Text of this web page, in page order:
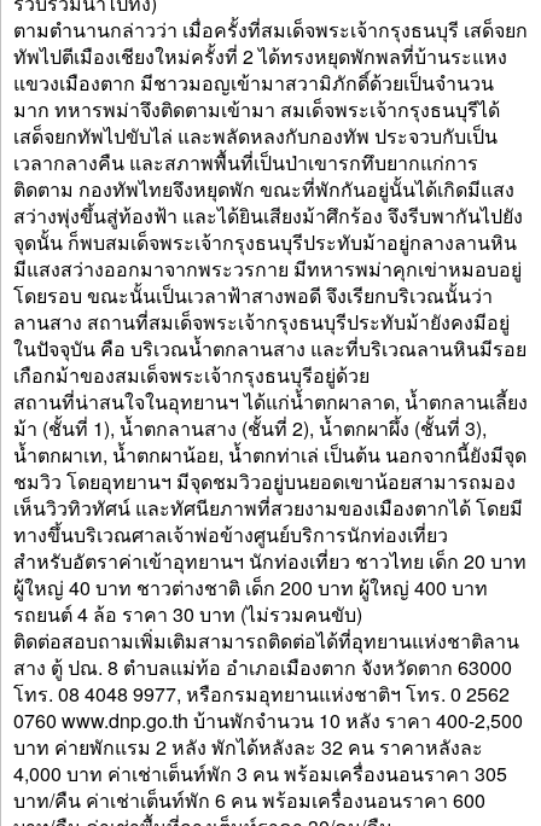
ตามตำนานกล่าวว่า เมื่อครั้งที่สมเด็จพระเจ้ากรุงธนบุรี เสด็จยก
ทัพไปตีเมืองเชียงใหม่ครั้งที่ 2 ได้ทรงหยุดพักพลที่บ้านระแหง
แขวงเมืองตาก มีชาวมอญเข้ามาสวามิภักดิ์ด้วยเป็นจำนวน
มาก ทหารพม่าจึงติดตามเข้ามา สมเด็จพระเจ้ากรุงธนบุรีได้
เสด็จยกทัพไปขับไล่ และพลัดหลงกับกองทัพ ประจวบกับเป็น
เวลากลางคืน และสภาพพื้นที่เป็นป่าเขารกทึบยากแก่การ
ติดตาม กองทัพไทยจึงหยุดพัก ขณะที่พักกันอยู่นั้นได้เกิดมีแสง
สว่างพุ่งขึ้นสู่ท้องฟ้า และได้ยินเสียงม้าศึกร้อง จึงรีบพากันไปยัง
จุดนั้น ก็พบสมเด็จพระเจ้ากรุงธนบุรีประทับม้าอยู่กลางลานหิน
มีแสงสว่างออกมาจากพระวรกาย มีทหารพม่าคุกเข่าหมอบอยู่
โดยรอบ ขณะนั้นเป็นเวลาฟ้าสางพอดี จึงเรียกบริเวณนั้นว่า
ลานสาง สถานที่สมเด็จพระเจ้ากรุงธนบุรีประทับม้ายังคงมีอยู่
ในปัจจุบัน คือ บริเวณน้ำตกลานสาง และที่บริเวณลานหินมีรอย
เกือกม้าของสมเด็จพระเจ้ากรุงธนบุรีอยู่ด้วย
สถานที่น่าสนใจในอุทยานฯ ได้แก่น้ำตกผาลาด, น้ำตกลานเลี้ยง
ม้า (ชั้นที่ 1), น้ำตกลานสาง (ชั้นที่ 2), น้ำตกผาผึ้ง (ชั้นที่ 3),
น้ำตกผาเท, น้ำตกผาน้อย, น้ำตกท่าเล่ เป็นต้น นอกจากนี้ยังมีจุด
ชมวิว โดยอุทยานฯ มีจุดชมวิวอยู่บนยอดเขาน้อยสามารถมอง
เห็นวิวทิวทัศน์ และทัศนียภาพที่สวยงามของเมืองตากได้ โดยมี
ทางขึ้นบริเวณศาลเจ้าพ่อข้างศูนย์บริการนักท่องเที่ยว
สำหรับอัตราค่าเข้าอุทยานฯ นักท่องเที่ยว ชาวไทย เด็ก 20 บาท
ผู้ใหญ่ 40 บาท ชาวต่างชาติ เด็ก 200 บาท ผู้ใหญ่ 400 บาท
รถยนต์ 4 ล้อ ราคา 30 บาท (ไม่รวมคนขับ)
ติดต่อสอบถามเพิ่มเติมสามารถติดต่อได้ที่อุทยานแห่งชาติลาน
สาง ตู้ ปณ. 8 ตำบลแม่ท้อ อำเภอเมืองตาก จังหวัดตาก 63000
โทร. 08 4048 9977, หรือกรมอุทยานแห่งชาติฯ โทร. 0 2562
0760 www.dnp.go.th บ้านพักจำนวน 10 หลัง ราคา 400-2,500
บาท ค่ายพักแรม 2 หลัง พักได้หลังละ 32 คน ราคาหลังละ
4,000 บาท ค่าเช่าเต็นท์พัก 3 คน พร้อมเครื่องนอนราคา 305
บาท/คืน ค่าเช่าเต็นท์พัก 6 คน พร้อมเครื่องนอนราคา 600